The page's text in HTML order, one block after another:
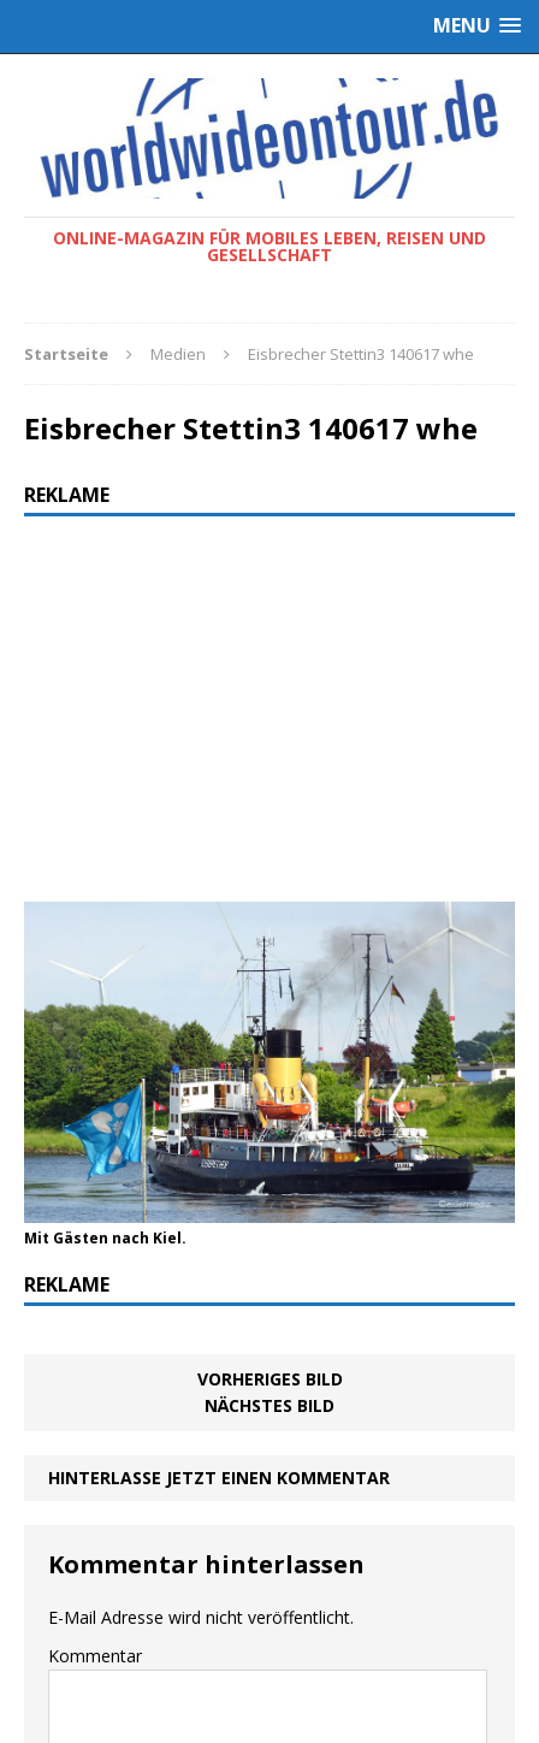
MENU
ONLINE-MAGAZIN FÜR MOBILES LEBEN, REISEN UND
GESELLSCHAFT
Startseite Medien Eisbrecher Stettin3 140617 whe
Eisbrecher Stettin3 140617 whe
REKLAME
Mit Gästen nach Kiel.
REKLAME
VORHERIGES BILD
NÄCHSTES BILD
HINTERLASSE JETZT EINEN KOMMENTAR
Kommentar hinterlassen
E-Mail Adresse wird nicht veröffentlicht.
Kommentar